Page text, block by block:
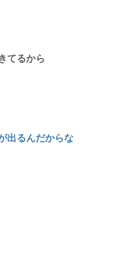
てるから
出るんだからな